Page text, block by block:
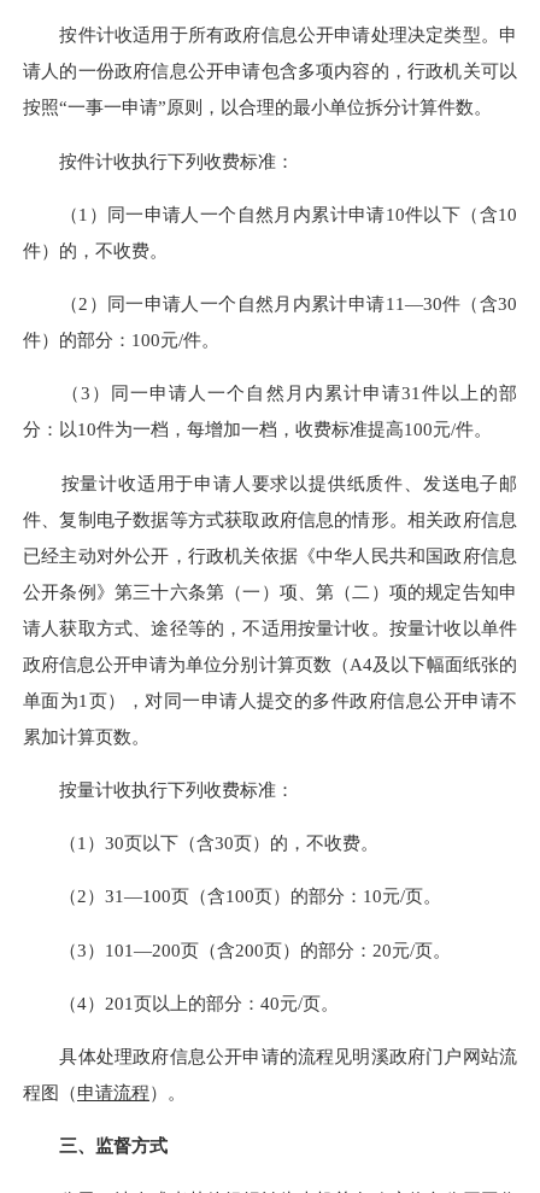
按件计收适用于所有政府信息公开申请处理决定类型。申
请人的一份政府信息公开申请包含多项内容的，行政机关可以
按照“一事一申请”原则，以合理的最小单位拆分计算件数。
按件计收执行下列收费标准：
（1）同一申请人一个自然月内累计申请10件以下（含10
件）的，不收费。
（2）同一申请人一个自然月内累计申请11—30件（含30
件）的部分：100元/件。
（3）同一申请人一个自然月内累计申请31件以上的部
分：以10件为一档，每增加一档，收费标准提高100元/件。
按量计收适用于申请人要求以提供纸质件、发送电子邮
件、复制电子数据等方式获取政府信息的情形。相关政府信息
已经主动对外公开，行政机关依据《中华人民共和国政府信息
公开条例》第三十六条第（一）项、第（二）项的规定告知申
请人获取方式、途径等的，不适用按量计收。按量计收以单件
政府信息公开申请为单位分别计算页数（A4及以下幅面纸张的
单面为1页），对同一申请人提交的多件政府信息公开申请不
累加计算页数。
按量计收执行下列收费标准：
（1）30页以下（含30页）的，不收费。
（2）31—100页（含100页）的部分：10元/页。
（3）101—200页（含200页）的部分：20元/页。
（4）201页以上的部分：40元/页。
具体处理政府信息公开申请的流程见明溪政府门户网站流
程图（申请流程）。
三、监督方式